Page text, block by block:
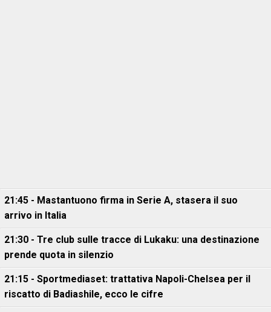
21:45 - Mastantuono firma in Serie A, stasera il suo
arrivo in Italia
21:30 - Tre club sulle tracce di Lukaku: una destinazione
prende quota in silenzio
21:15 - Sportmediaset: trattativa Napoli-Chelsea per il
riscatto di Badiashile, ecco le cifre